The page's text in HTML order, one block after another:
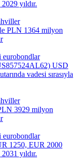
yıldır.
PLN 1364 milyon
eurobondlar
USD
vadesi sırasıyla
3929 milyon
eurobondlar
1250, EUR 2000
yıldır.